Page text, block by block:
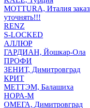
MOTTURA, Италия
уточнять!!!
RENZ
S-LOCKED
АЛЛЮР
ГАРДИАН, Йошкар-Ола
ПРОФИ
ЗЕНИТ, Димитровград
КРИТ
МЕТТЭМ, Балашиха
НОРА-М
ОМЕГА, Димитровград